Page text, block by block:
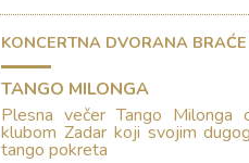
KONCERTNA DVORANA
TANGO MILONGA
Plesna večer Tango Milonga
klubom Zadar koji svojim
tango pokreta